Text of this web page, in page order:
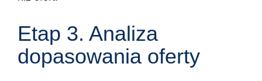
Etap 3. Analiza
dopasowania oferty